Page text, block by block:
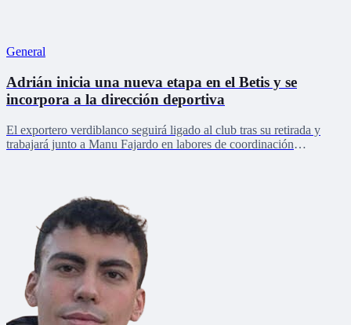
General
Adrián inicia una nueva etapa en el Betis y se
incorpora a la dirección deportiva
El exportero verdiblanco seguirá ligado al club tras su retirada y
trabajará junto a Manu Fajardo en labores de coordinación